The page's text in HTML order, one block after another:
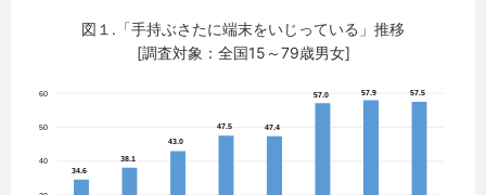
図１.「手持ぶさたに端末をいじっている」推移
[調査対象：全国15～79歳男女]